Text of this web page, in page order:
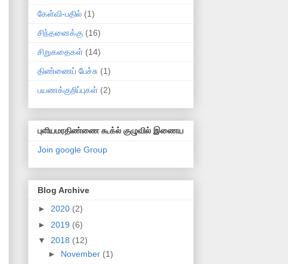
கேள்வி-பதில் (1)
சிந்தனைக்கு (16)
சிறுகதைகள் (14)
திண்ணைப் பேச்சு (1)
பயணக்குறிப்புகள் (2)
புளியமரதிண்ணை கூக்ல் குழுவில் இணைய
Join google Group
Blog Archive
► 2020 (2)
► 2019 (6)
▼ 2018 (12)
► November (1)